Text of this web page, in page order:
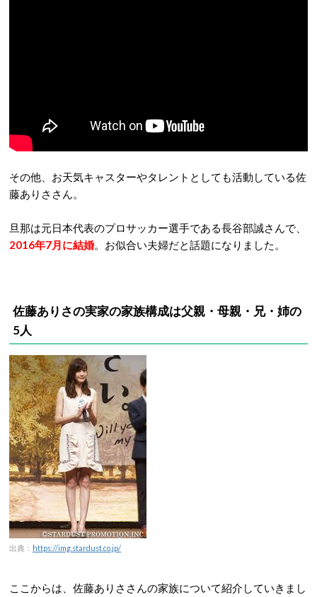
その他、お天気キャスターやタレントとしても活動している佐
藤ありささん。
旦那は元日本代表のプロサッカー選手である長谷部誠さんで、
2016年7月に結婚。お似合い夫婦だと話題になりました。
佐藤ありさの実家の家族構成は父親・母親・兄・姉の
5人
出典： https://img.stardust.co.jp/
ここからは、佐藤ありささんの家族について紹介していきまし